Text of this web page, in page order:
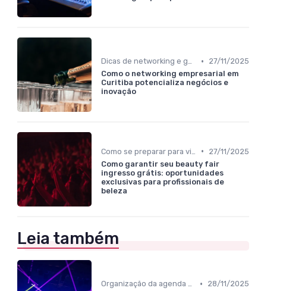
Dicas de networking e geração de oportunidades •
27/11/2025
Como o networking empresarial em
Curitiba potencializa negócios e
inovação
•
27/11/2025
Como garantir seu beauty fair
ingresso grátis: oportunidades
exclusivas para profissionais de
beleza
Leia também
Organização da agenda e marcação de reuniões •
28/11/2025